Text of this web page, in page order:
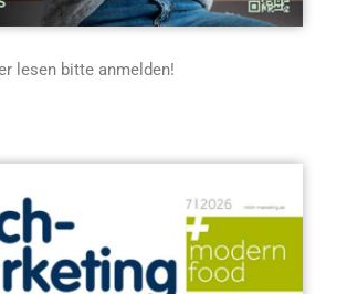
lesen bitte anmelden!